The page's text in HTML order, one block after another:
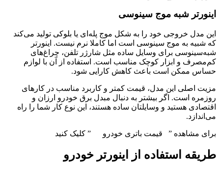
اینورتر شبه موج سینوسی
این مدل خروجی خود را به شکل موج پله‌ای یا بلوکی تولید می‌کند
که شبیه به موج سینوسی است اما کاملا نرم نیست. اینورتر
شبه‌سینوسی برای وسایل ساده مثل شارژر تلفن، چراغ‌های
کم‌مصرف و ابزار کوچک مناسب است. استفاده از آن با لوازم
حساس ممکن است باعث کاهش کارایی شود.
مزیت اصلی این مدل، قیمت کمتر و کاربرد مناسب در کارهای
روزمره است. اگر بیشتر به دنبال مبدل برق خودرو ارزان و
اقتصادی هستید و وسایلتان ساده هستند، این نوع کار شما را راه
می‌اندازد.
برای مشاهده ” قیمت باتری خودرو ” کلیک کنید
طریقه استفاده از اینورتر خودرو